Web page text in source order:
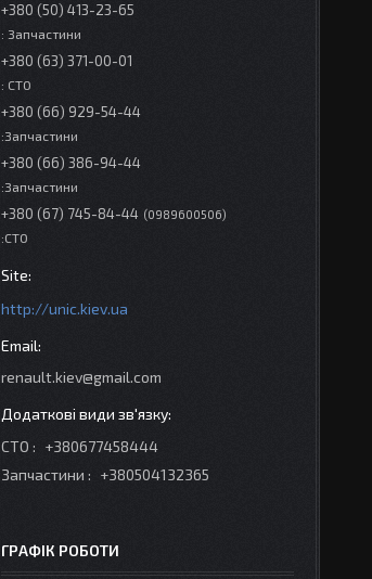
+380 (50) 413-23-65
: Запчастини
+380 (63) 371-00-01
: СТО
+380 (66) 929-54-44
:Запчастини
+380 (66) 386-94-44
:Запчастини
+380 (67) 745-84-44 0989600506
:СТО
http://unic.kiev.ua
renault.kiev@gmail.com
СТО
+380677458444
Запчастини
+380504132365
ГРАФІК РОБОТИ